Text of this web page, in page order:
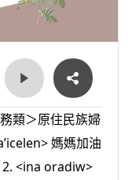
類＞原住民族婦
媽媽加油